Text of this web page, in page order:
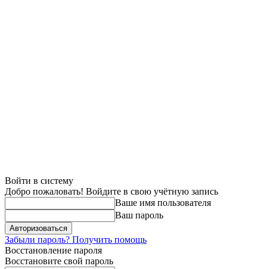
Войти в систему
Добро пожаловать! Войдите в свою учётную запись
Ваше имя пользователя
Ваш пароль
Забыли пароль? Получить помощь
Восстановление пароля
Восстановите свой пароль